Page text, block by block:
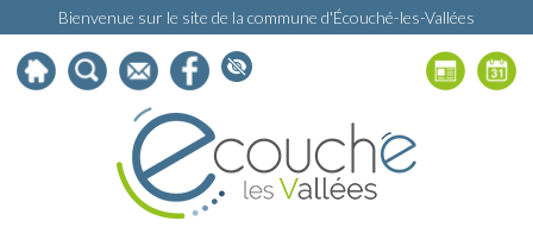
Bienvenue sur le site de la commune d'Écouché-les-Vallées